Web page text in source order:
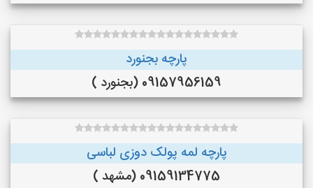
پارچه بجنورد
09157956159 (بجنورد )
پارچه لمه پولک دوزی لباسی
09159134775 (مشهد )